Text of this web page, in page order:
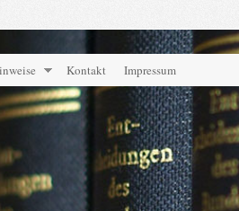
Kontakt Impressum